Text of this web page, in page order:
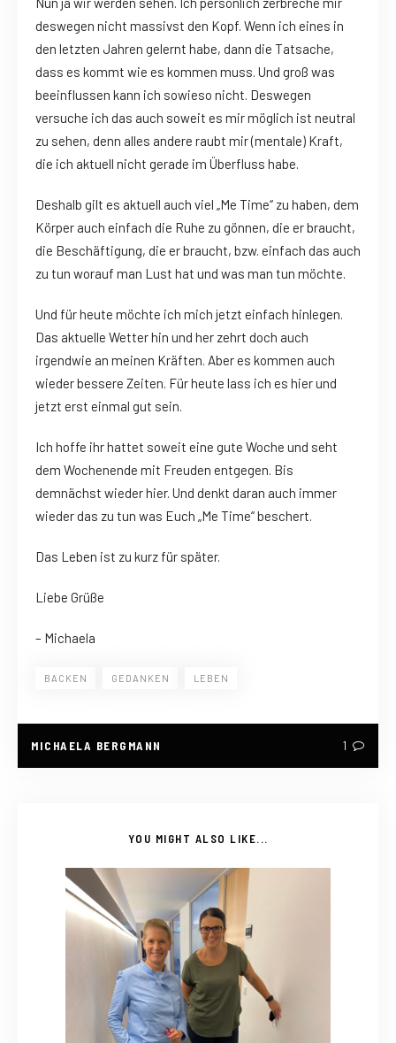
deswegen nicht massivst den Kopf. Wenn ich eines in
den letzten Jahren gelernt habe, dann die Tatsache,
dass es kommt wie es kommen muss. Und groß was
beeinflussen kann ich sowieso nicht. Deswegen
versuche ich das auch soweit es mir möglich ist neutral
zu sehen, denn alles andere raubt mir (mentale) Kraft,
die ich aktuell nicht gerade im Überfluss habe.
Deshalb gilt es aktuell auch viel „Me Time“ zu haben, dem
Körper auch einfach die Ruhe zu gönnen, die er braucht,
die Beschäftigung, die er braucht, bzw. einfach das auch
zu tun worauf man Lust hat und was man tun möchte.
Und für heute möchte ich mich jetzt einfach hinlegen.
Das aktuelle Wetter hin und her zehrt doch auch
irgendwie an meinen Kräften. Aber es kommen auch
wieder bessere Zeiten. Für heute lass ich es hier und
jetzt erst einmal gut sein.
Ich hoffe ihr hattet soweit eine gute Woche und seht
dem Wochenende mit Freuden entgegen. Bis
demnächst wieder hier. Und denkt daran auch immer
wieder das zu tun was Euch „Me Time“ beschert.
Das Leben ist zu kurz für später.
Liebe Grüße
– Michaela
BACKEN GEDANKEN LEBEN
MICHAELA BERGMANN 1
YOU MIGHT ALSO LIKE...